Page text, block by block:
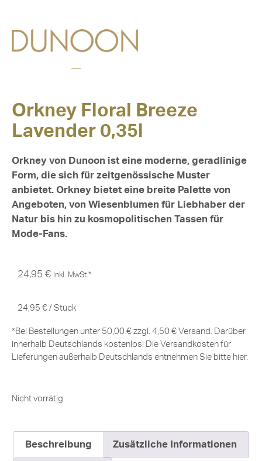
Orkney Floral Breeze
Lavender 0,35l
Orkney von Dunoon ist eine moderne, geradlinige
Form, die sich für zeitgenössische Muster
anbietet. Orkney bietet eine breite Palette von
Angeboten, von Wiesenblumen für Liebhaber der
Natur bis hin zu kosmopolitischen Tassen für
Mode-Fans.
24,95 € inkl. MwSt.*
24,95 € / Stück
*Bei Bestellungen unter 50,00 € zzgl. 4,50 € Versand. Darüber
innerhalb Deutschlands kostenlos! Die Versandkosten für
Lieferungen außerhalb Deutschlands entnehmen Sie bitte hier.
Nicht vorrätig
Beschreibung Zusätzliche Informationen